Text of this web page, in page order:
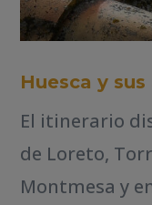
Huesca y
El itinerario
de Loreto,
Montmesa y